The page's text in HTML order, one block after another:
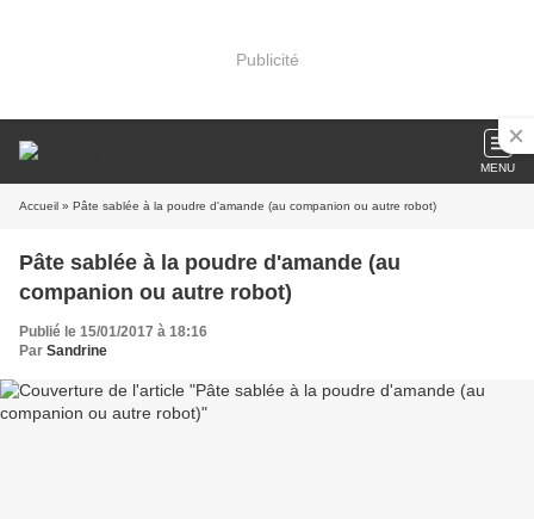
Publicité
MENU
Accueil » Pâte sablée à la poudre d'amande (au companion ou autre robot)
Pâte sablée à la poudre d'amande (au
companion ou autre robot)
Publié le 15/01/2017 à 18:16
Par Sandrine